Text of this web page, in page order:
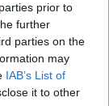
prior to
further
parties on the
may
IAB’s List of
it to other
00:00:49
šešis